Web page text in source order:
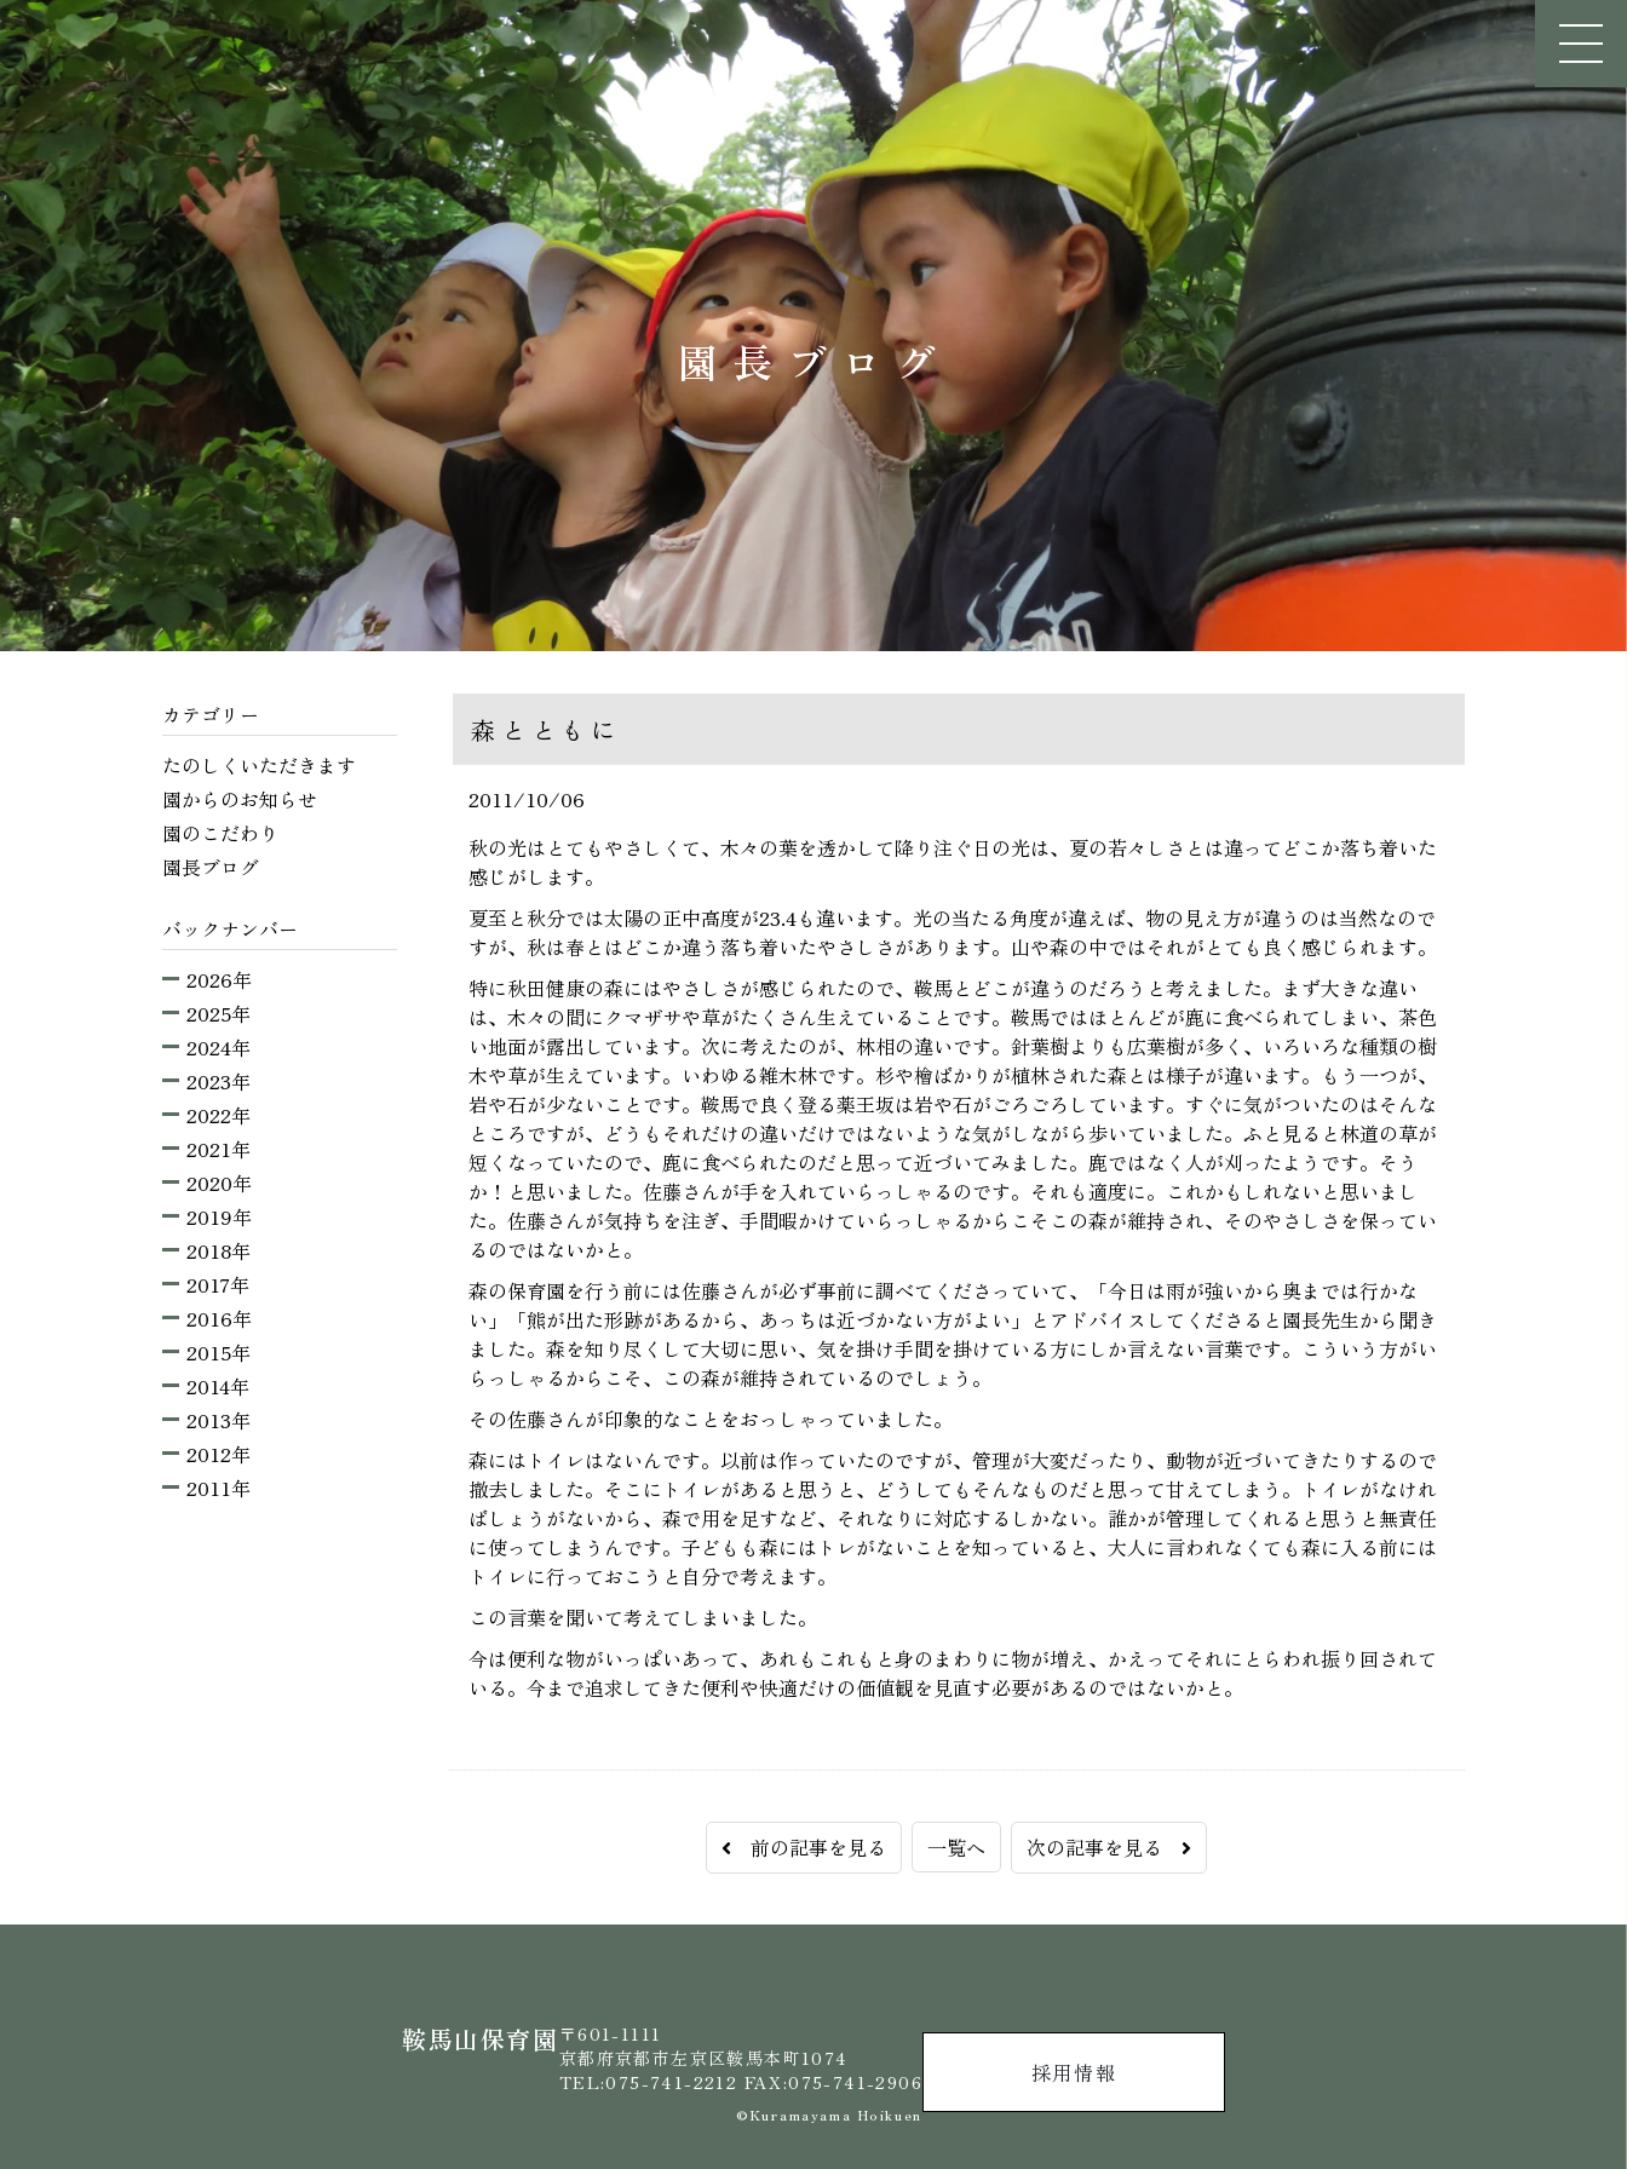
園長ブログ
森とともに
2011/10/06
秋の光はとてもやさしくて、木々の葉を透かして降り注ぐ日の光は、夏の若々しさとは違ってどこか落ち着いた
感じがします。
夏至と秋分では太陽の正中高度が23.4も違います。光の当たる角度が違えば、物の見え方が違うのは当然なので
すが、秋は春とはどこか違う落ち着いたやさしさがあります。山や森の中ではそれがとても良く感じられます。
特に秋田健康の森にはやさしさが感じられたので、鞍馬とどこが違うのだろうと考えました。まず大きな違い
は、木々の間にクマザサや草がたくさん生えていることです。鞍馬ではほとんどが鹿に食べられてしまい、茶色
い地面が露出しています。次に考えたのが、林相の違いです。針葉樹よりも広葉樹が多く、いろいろな種類の樹
木や草が生えています。いわゆる雑木林です。杉や檜ばかりが植林された森とは様子が違います。もう一つが、
岩や石が少ないことです。鞍馬で良く登る薬王坂は岩や石がごろごろしています。すぐに気がついたのはそんな
ところですが、どうもそれだけの違いだけではないような気がしながら歩いていました。ふと見ると林道の草が
短くなっていたので、鹿に食べられたのだと思って近づいてみました。鹿ではなく人が刈ったようです。そう
か！と思いました。佐藤さんが手を入れていらっしゃるのです。それも適度に。これかもしれないと思いまし
た。佐藤さんが気持ちを注ぎ、手間暇かけていらっしゃるからこそこの森が維持され、そのやさしさを保ってい
るのではないかと。
森の保育園を行う前には佐藤さんが必ず事前に調べてくださっていて、「今日は雨が強いから奥までは行かな
い」「熊が出た形跡があるから、あっちは近づかない方がよい」とアドバイスしてくださると園長先生から聞き
ました。森を知り尽くして大切に思い、気を掛け手間を掛けている方にしか言えない言葉です。こういう方がい
らっしゃるからこそ、この森が維持されているのでしょう。
その佐藤さんが印象的なことをおっしゃっていました。
森にはトイレはないんです。以前は作っていたのですが、管理が大変だったり、動物が近づいてきたりするので
撤去しました。そこにトイレがあると思うと、どうしてもそんなものだと思って甘えてしまう。トイレがなけれ
ばしょうがないから、森で用を足すなど、それなりに対応するしかない。誰かが管理してくれると思うと無責任
に使ってしまうんです。子どもも森にはトレがないことを知っていると、大人に言われなくても森に入る前には
トイレに行っておこうと自分で考えます。
この言葉を聞いて考えてしまいました。
今は便利な物がいっぱいあって、あれもこれもと身のまわりに物が増え、かえってそれにとらわれ振り回されて
いる。今まで追求してきた便利や快適だけの価値観を見直す必要があるのではないかと。
前の記事を見る 一覧へ 次の記事を見る
カテゴリー
たのしくいただきます
園からのお知らせ
園のこだわり
園長ブログ
バックナンバー
2026年
2025年
2024年
2023年
2022年
2021年
2020年
2019年
2018年
2017年
2016年
2015年
2014年
2013年
2012年
2011年
鞍馬山保育園 〒601-1111
京都府京都市左京区鞍馬本町1074
TEL:075-741-2212 FAX:075-741-2906
©️Kuramayama Hoikuen
採用情報